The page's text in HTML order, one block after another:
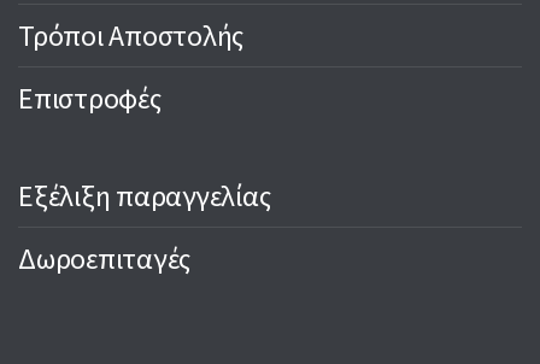
Τρόποι Αποστολής
Επιστροφές
Εξέλιξη παραγγελίας
Δωροεπιταγές